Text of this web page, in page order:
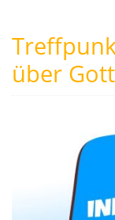
über